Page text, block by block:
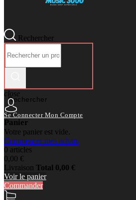
Rechercher
Rechercher
close
Se Connecter Mon Compte
Panier
Votre panier est vide.
Commencer mes achats
0 articles
0,00 €
Livraison Total 0,00 €
Voir le panier
Commander